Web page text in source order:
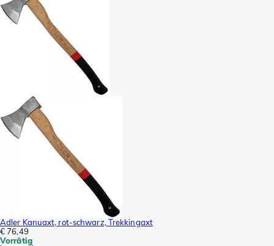
Adler Kanuaxt, rot-schwarz, Trekkingaxt
€ 76,49
Vorrätig